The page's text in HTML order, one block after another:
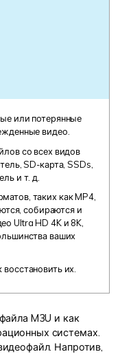
или потерянные
видео.
со всех видов
SD-карта, SSDs,
и т. д.
таких как MP4,
собираются и
Ultra HD 4K и 8K,
ваших
их.
M3U и как
системах.
Напротив,